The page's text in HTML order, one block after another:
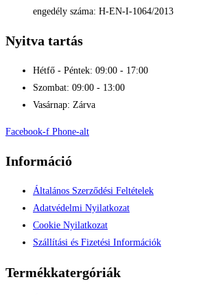
engedély száma: H-EN-I-1064/2013
Nyitva tartás
Hétfő - Péntek: 09:00 - 17:00
Szombat: 09:00 - 13:00
Vasárnap: Zárva
Facebook-f Phone-alt
Információ
Általános Szerződési Feltételek
Adatvédelmi Nyilatkozat
Cookie Nyilatkozat
Szállítási és Fizetési Információk
Termékkatergóriák